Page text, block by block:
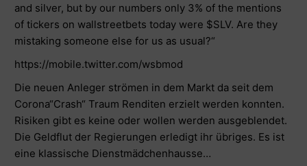
and silver, but by our numbers only 3% of the mentions
of tickers on wallstreetbets today were $SLV. Are they
mistaking someone else for us as usual?“
https://mobile.twitter.com/wsbmod
Die neuen Anleger strömen in dem Markt da seit dem
Corona“Crash“ Traum Renditen erzielt werden konnten.
Risiken gibt es keine oder wollen werden ausgeblendet.
Die Geldflut der Regierungen erledigt ihr übriges. Es ist
eine klassische Dienstmädchenhausse…